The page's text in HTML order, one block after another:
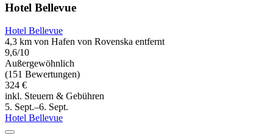
Hotel Bellevue
Hotel Bellevue
4,3 km von Hafen von Rovenska entfernt
9,6/10
Außergewöhnlich
(151 Bewertungen)
324 €
inkl. Steuern & Gebühren
5. Sept.–6. Sept.
Hotel Bellevue